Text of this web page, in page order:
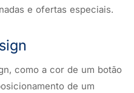
e ofertas especiais.
como a cor de um botão
de um